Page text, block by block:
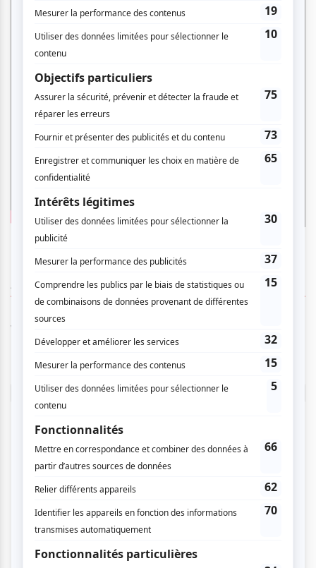
AUCUN COMMENTAIRE
Vous devez être connecté pour
donner un avis.
Connectez-vous ici.